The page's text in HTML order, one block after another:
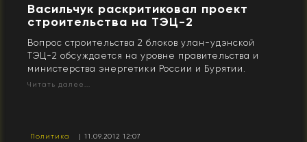
Васильчук раскритиковал проект
строительства на ТЭЦ-2
Вопрос строительства 2 блоков улан-удэнской
ТЭЦ-2 обсуждается на уровне правительства и
министерства энергетики России и Бурятии.
Читать далее...
Политика | 11.09.2012 12:07